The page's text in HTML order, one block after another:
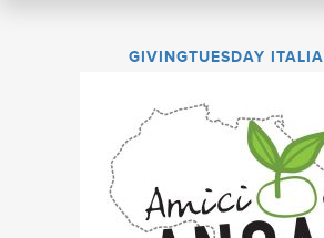
GIVINGTUESDAY ITALIA